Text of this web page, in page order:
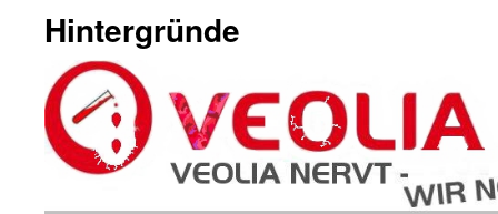
Hintergründe